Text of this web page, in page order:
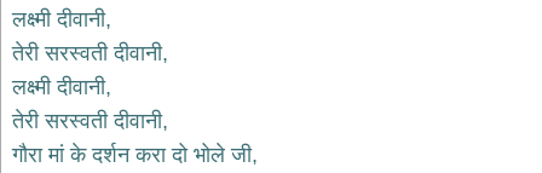
raam
गुरुदेव
भजन
gurudev
bhajans
लक्ष्मी दीवानी,
तेरी सरस्वती दीवानी,
लक्ष्मी दीवानी,
तेरी सरस्वती दीवानी,
गौरा मां के दर्शन करा दो भोले जी,